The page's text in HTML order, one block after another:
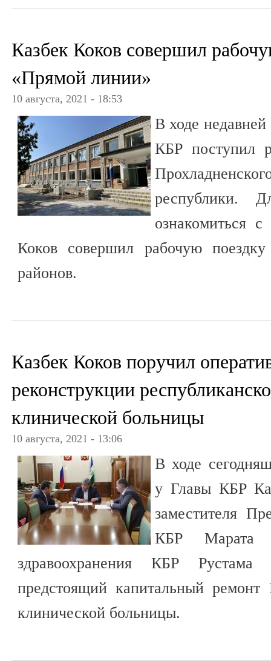
Казбек Коков совершил
«Прямой линии»
10 августа, 2021 - 18:53
В ходе
КБР поступил
республики.
ознакомиться
Коков совершил рабочую
районов.
Казбек Коков поручил
реконструкции
клинической больницы
10 августа, 2021 - 13:06
В ходе
у Главы КБР
заместителя
КБР Марата
здравоохранения КБР Рустама
предстоящий капитальный ремонт
клинической больницы.